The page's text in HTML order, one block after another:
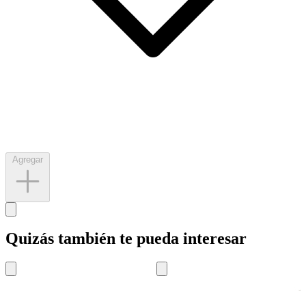
Quizás también te pueda interesar